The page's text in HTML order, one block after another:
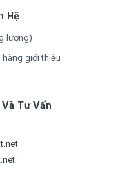
Hệ
lượng)
hàng giới thiệu
Tư Vấn